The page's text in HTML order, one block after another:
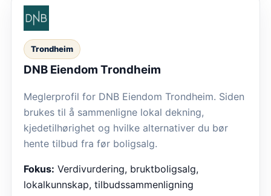
Trondheim
DNB Eiendom Trondheim
Meglerprofil for DNB Eiendom Trondheim. Siden
brukes til å sammenligne lokal dekning,
kjedetilhørighet og hvilke alternativer du bør
hente tilbud fra før boligsalg.
Fokus: Verdivurdering, bruktboligsalg,
lokalkunnskap, tilbudssammenligning